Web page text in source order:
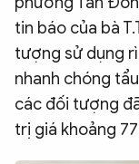
tin báo của bà
tượng sử dụng
nhanh chóng
các đối tượng
trị giá khoảng